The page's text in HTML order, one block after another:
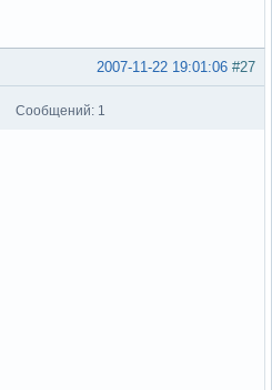
#27
2007-11-22 19:01:06
Сообщений: 1